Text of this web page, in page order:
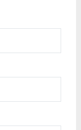
slash
slash